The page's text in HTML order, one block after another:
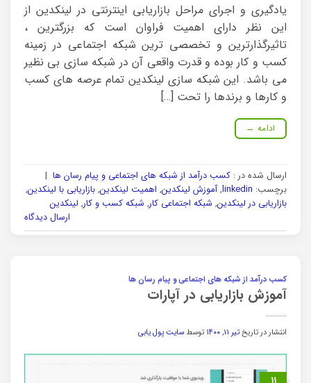
یادگیری و اجرای مراحل بازاریابی اینترنتی در لینکدین از
این نظر دارای اهمیت فراوان است که بزرگترین ،
تاثیرگذارترین و تخصصی ترین شبکه اجتماعی در زمینه
کسب و کار بوده و قدرت واقعی آن در شبکه سازی بی نظیر
می باشد. این شبکه سازی لینکدین تمام عرصه های کسب
و کارها و برندها را تحت […]
ادامه →
ارسال شده در : کسب درآمد از شبکه های اجتماعی و پیام رسان ها |
برچسب: linkedin
,آموزش لینکدین, اهمیت لینکدین, بازاریابی با لینکدین,
بازاریابی در لینکدین, شبکه اجتماعی کار, شبکه کسب و کار, لینکدین
ارسال دیدگاه
کسب درآمد از شبکه های اجتماعی و پیام رسان ها
آموزش بازاریابی در آپارات
انتشار در تاریختیر ۱۱, ۱۴۰۰ توسط سایت پول یابی